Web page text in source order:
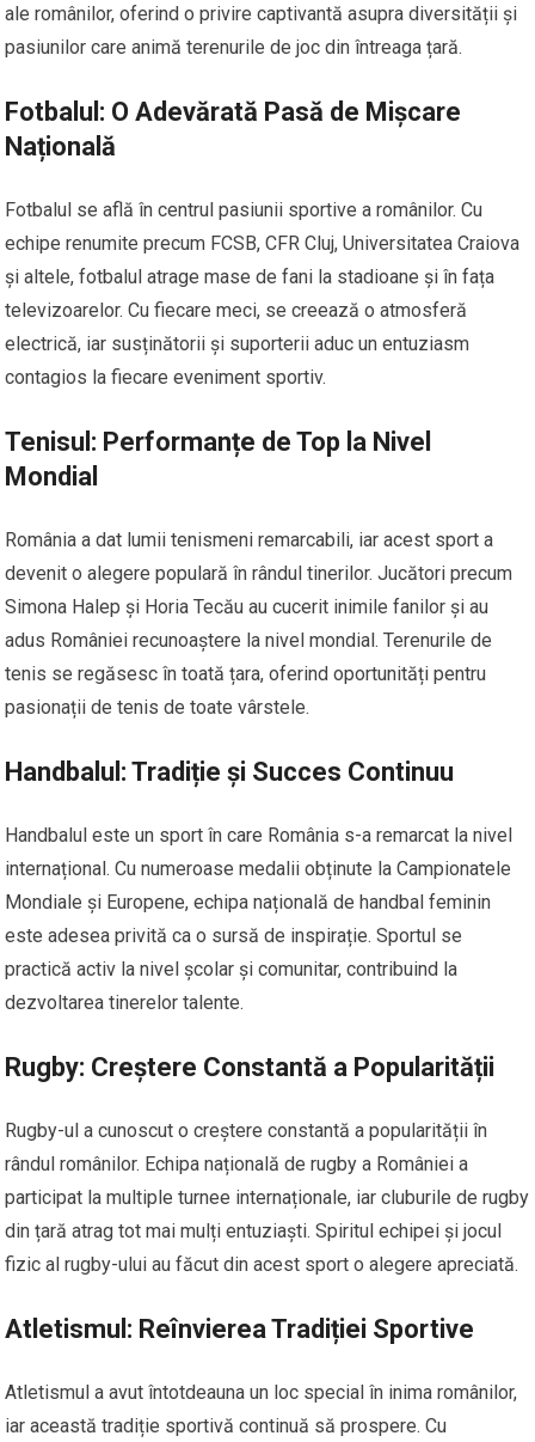
ale românilor, oferind o privire captivantă asupra diversității și
pasiunilor care animă terenurile de joc din întreaga țară.
Fotbalul: O Adevărată Pasă de Mișcare
Națională
Fotbalul se află în centrul pasiunii sportive a românilor. Cu
echipe renumite precum FCSB, CFR Cluj, Universitatea Craiova
și altele, fotbalul atrage mase de fani la stadioane și în fața
televizoarelor. Cu fiecare meci, se creează o atmosferă
electrică, iar susținătorii și suporterii aduc un entuziasm
contagios la fiecare eveniment sportiv.
Tenisul: Performanțe de Top la Nivel
Mondial
România a dat lumii tenismeni remarcabili, iar acest sport a
devenit o alegere populară în rândul tinerilor. Jucători precum
Simona Halep și Horia Tecău au cucerit inimile fanilor și au
adus României recunoaștere la nivel mondial. Terenurile de
tenis se regăsesc în toată țara, oferind oportunități pentru
pasionații de tenis de toate vârstele.
Handbalul: Tradiție și Succes Continuu
Handbalul este un sport în care România s-a remarcat la nivel
internațional. Cu numeroase medalii obținute la Campionatele
Mondiale și Europene, echipa națională de handbal feminin
este adesea privită ca o sursă de inspirație. Sportul se
practică activ la nivel școlar și comunitar, contribuind la
dezvoltarea tinerelor talente.
Rugby: Creștere Constantă a Popularității
Rugby-ul a cunoscut o creștere constantă a popularității în
rândul românilor. Echipa națională de rugby a României a
participat la multiple turnee internaționale, iar cluburile de rugby
din țară atrag tot mai mulți entuziaști. Spiritul echipei și jocul
fizic al rugby-ului au făcut din acest sport o alegere apreciată.
Atletismul: Reînvierea Tradiției Sportive
Atletismul a avut întotdeauna un loc special în inima românilor,
iar această tradiție sportivă continuă să prospere. Cu